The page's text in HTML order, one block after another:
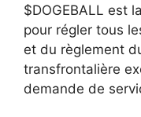
$DOGEBALL est
pour régler tous
et du règlement
transfrontalière
demande de